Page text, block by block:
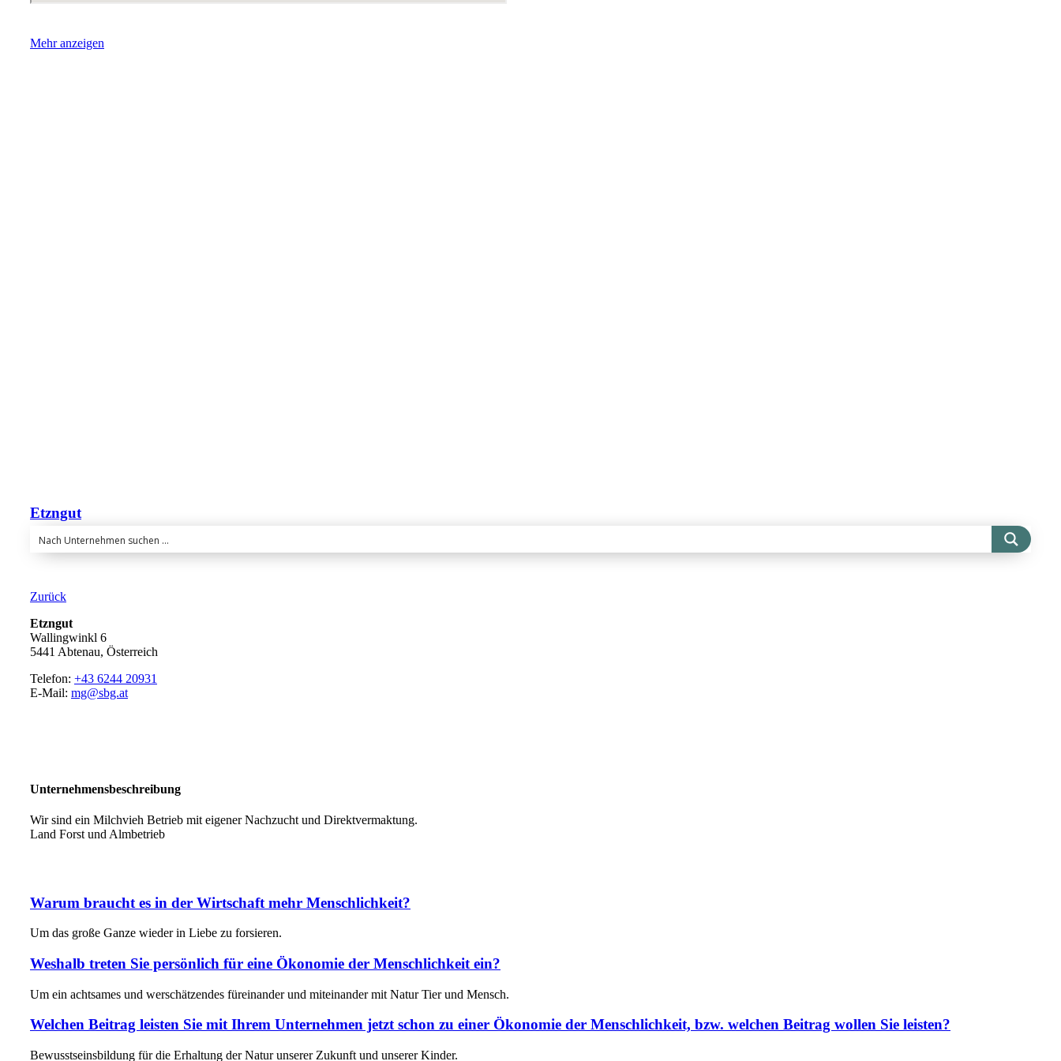
Mehr anzeigen
Etzngut
Zurück
Etzngut
Wallingwinkl 6
5441 Abtenau, Österreich
Telefon: +43 6244 20931
E-Mail: mg@sbg.at
Unternehmensbeschreibung
Wir sind ein Milchvieh Betrieb mit eigener Nachzucht und Direktvermaktung.
Land Forst und Almbetrieb
Warum braucht es in der Wirtschaft mehr Menschlichkeit?
Um das große Ganze wieder in Liebe zu forsieren.
Weshalb treten Sie persönlich für eine Ökonomie der Menschlichkeit ein?
Um ein achtsames und werschätzendes füreinander und miteinander mit Natur Tier und Mensch.
Welchen Beitrag leisten Sie mit Ihrem Unternehmen jetzt schon zu einer Ökonomie der Menschlichkeit, bzw. welchen Beitrag wollen Sie leisten?
Bewusstseinsbildung für die Erhaltung der Natur unserer Zukunft und unserer Kinder.